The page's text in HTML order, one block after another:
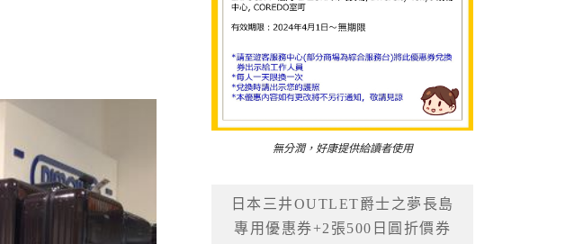
無分潤，好康提供給讀者使用
日本三井OUTLET爵士之夢長島
專用優惠券+2張500日圓折價券